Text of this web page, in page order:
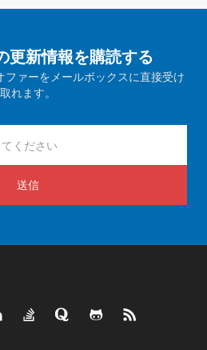
更新情報を購読する
ァーをメールボックスに直接受け
取れます。
送信